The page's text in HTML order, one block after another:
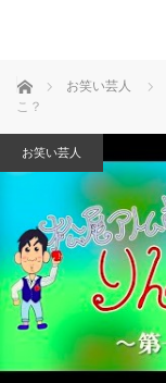
ホーム お笑い芸人
こ？
お笑い芸人